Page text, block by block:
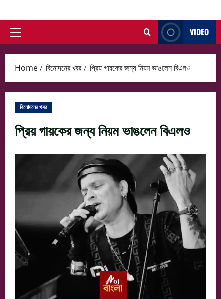
to
contentPrimary
VIDEO
Home বিনোদনের খবর প্রিয় গায়কের জন্য নিয়ম ভাঙলেন বিএলও
বিনোদনের খবর
প্রিয় গায়কের জন্য নিয়ম ভাঙলেন বিএলও